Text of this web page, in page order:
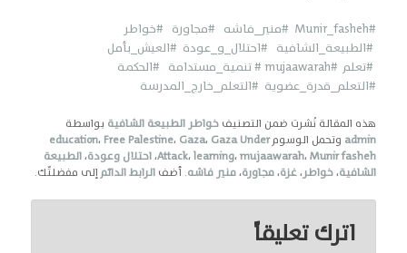
#Munir_fasheh #منير_فاشه #مجاورة
#خواطر
#الطبيعة_الشافية #احتلال_و_عودة #العيش_بأمل
#تعلم #mujaawarah # تنمية_مستدامة #الحكمة
#التعلم_قدرة_عضوية #التعلم_خارج_المدرسة
هذه المقالة نُشرت ضمن التصنيفخواطر الطبيعة الشافية بواسطة
admin وتحمل الوسوم education، Free Palestine، Gaza، Gaza Under
Attack،learning،mujaawarah،Munir fasheh ،احتلال وعودة،الطبيعة
الشافية،خواطر،غزة،مجاورة،منير فاشه. أضفالرابط الدائم إلى مفضلتّك.
اترك تعليقاً